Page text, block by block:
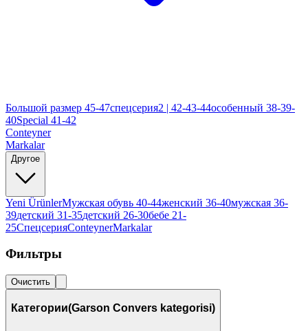
Большой размер 45-47спецсерия2 | 42-43-44особенный 38-39-
40Special 41-42
Conteyner
Markalar
Другое
Yeni ÜrünlerМужская обувь 40-44женский 36-40мужская 36-
39детский 31-35детский 26-30бебе 21-
25СпецсерияConteynerMarkalar
Фильтры
Очистить
Категории(Garson Convers kategorisi)